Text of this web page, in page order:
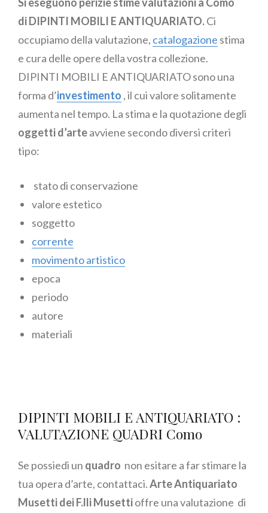
Si eseguono perizie stime valutazioni a Como
di DIPINTI MOBILI E ANTIQUARIATO.Ci
occupiamo della valutazione, catalogazione stima
e cura delle opere della vostra collezione.
DIPINTI MOBILI E ANTIQUARIATO sono una
forma d’investimento , il cui valore solitamente
aumenta nel tempo. La stima e la quotazione degli
oggetti d’arteavviene secondo diversi criteri
tipo:
stato di conservazione
valore estetico
soggetto
corrente
movimento artistico
epoca
periodo
autore
materiali
DIPINTI MOBILI E ANTIQUARIATO :
VALUTAZIONE QUADRI Como
Se possiedi un quadro non esitare a far stimare la
tua opera d’arte, contattaci.Arte Antiquariato
Musetti dei F.lli Musettioffre una valutazione di